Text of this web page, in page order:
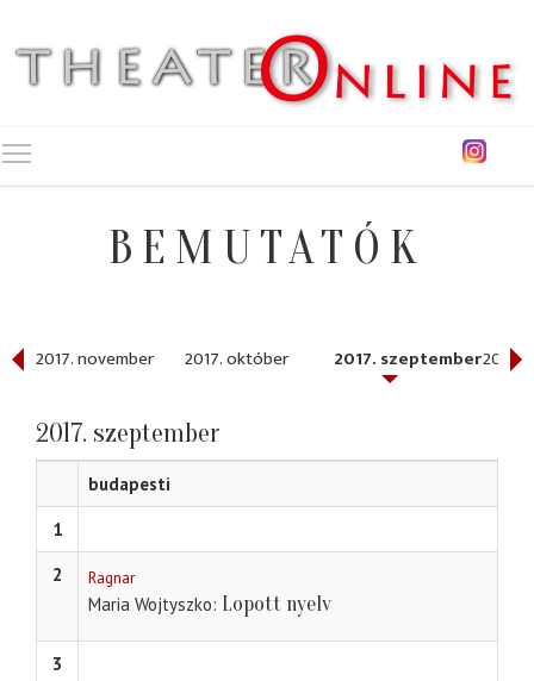
BEMUTATÓK
2017. november 2017. október 2017. szeptember2017.
2017. szeptember
budapesti
1
2
Ragnar
Maria Wojtyszko Lopott nyelv
3